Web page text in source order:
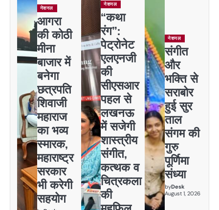
नेशनल
आगरा
की कोठी
मीना
बाजार में
बनेगा
छत्रपति
शिवाजी
महाराज
का भव्य
स्मारक,
महाराष्ट्र
सरकार
भी करेगी
सहयोग
नेशनल
“कथा
रंग”:
पेट्रोनेट
एलएनजी
की
सीएसआर
पहल से
लखनऊ
में सजेगी
शास्त्रीय
संगीत,
कत्थक व
चित्रकला
की
नेशनल
संगीत
और
भक्ति से
सराबोर
हुई सुर
ताल
संगम की
गुरु
पूर्णिमा
संध्या
byDesk
August 1, 2026